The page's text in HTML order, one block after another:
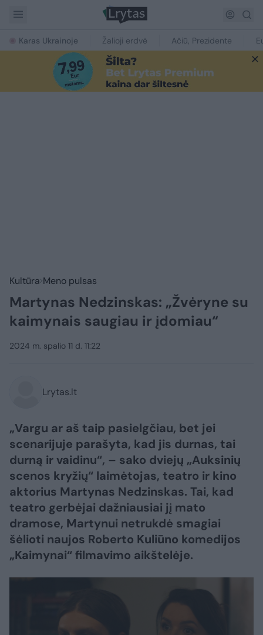
Karas Ukrainoje Žalioji erdvė Ačiū, Prezidente
Kultūra Meno pulsas
Martynas Nedzinskas: „Žvėryne su
kaimynais saugiau ir įdomiau“
2024 m. spalio 11 d. 11:22
Lrytas.lt
„Vargu ar aš taip pasielgčiau, bet jei
scenarijuje parašyta, kad jis durnas, tai
durną ir vaidinu“, – sako dviejų „Auksinių
scenos kryžių“ laimėtojas, teatro ir kino
aktorius Martynas Nedzinskas. Tai, kad
teatro gerbėjai dažniausiai jį mato
dramose, Martynui netrukdė smagiai
šėlioti naujos Roberto Kuliūno komedijos
„Kaimynai“ filmavimo aikštelėje.